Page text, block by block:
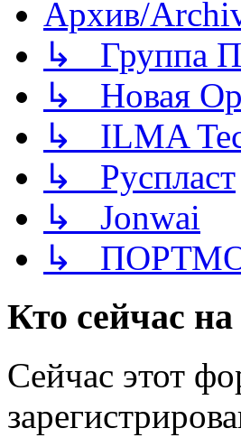
Архив/
↳ Группа
↳ Новая
↳ ILMA
↳ Руспласт
↳ Jonwai
↳
Кто сейчас
Сейчас этот